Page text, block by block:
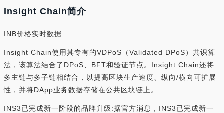
Insight Chain简介
INB价格实时数据
Insight Chain使用其专有的VDPoS（Validated DPoS）共识算
法，该算法结合了DPoS、BFT和验证节点。Insight Chain还将
多主链与多子链相结合，以提高区块生产速度、纵向/横向可扩展
性，并将DApp业务数据存储在公共区块链上。
INS3已完成新一阶段的品牌升级:据官方消息，INS3已完成新一